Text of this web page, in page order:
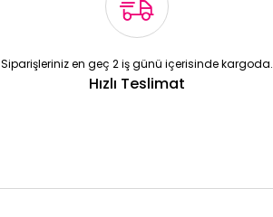
Siparişleriniz en geç 2 iş günü içerisinde kargoda.
Hızlı Teslimat